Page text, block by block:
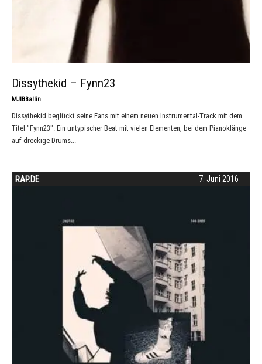
Dissythekid – Fynn23
MJIBBallin -
Dissythekid beglückt seine Fans mit einem neuen Instrumental-Track mit dem
Titel "Fynn23". Ein untypischer Beat mit vielen Elementen, bei dem Pianoklänge
auf dreckige Drums...
7. Juni 2016
RAP.DE